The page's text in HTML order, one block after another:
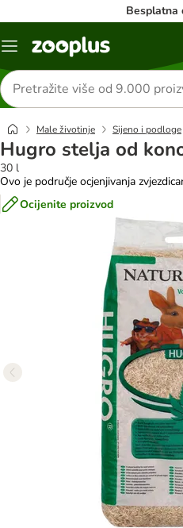
Besplatna
Izbornik
Traži
proizvode
Male životinje Sijeno i podloge
Hugro stelja od
30 l
Ovo je područje ocjenjivanja
Ocijenite proizvod